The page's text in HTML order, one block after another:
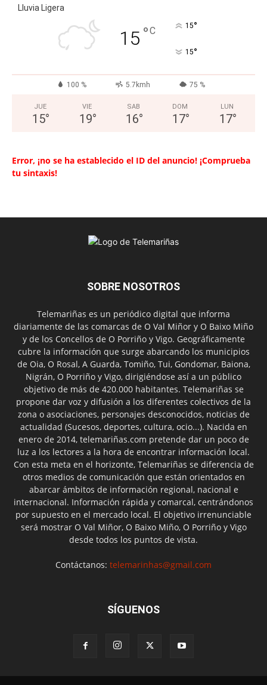
Lluvia Ligera
15 °C 15°
15°
100 % 5.7kmh 75 %
JUE
15°
VIE
19°
SAB
16°
DOM
17°
LUN
17°
Error, ¡no se ha establecido el ID del anuncio! ¡Comprueba
tu sintaxis!
SOBRE NOSOTROS
Telemariñas es un periódico digital que informa
diariamente de las comarcas de O Val Miñor y O Baixo Miño
y de los Concellos de O Porriño y Vigo. Geográficamente
cubre la información que surge abarcando los municipios
de Oia, O Rosal, A Guarda, Tomiño, Tui, Gondomar, Baiona,
Nigrán, O Porriño y Vigo, dirigiéndose así a un público
objetivo de más de 420.000 habitantes. Telemariñas se
propone dar voz y difusión a los diferentes colectivos de la
zona o asociaciones, personajes desconocidos, noticias de
actualidad (Sucesos, deportes, cultura, ocio...). Nacida en
enero de 2014, telemariñas.com pretende dar un poco de
luz a los lectores a la hora de encontrar información local.
Con esta meta en el horizonte, Telemariñas se diferencia de
otros medios de comunicación que están orientados en
abarcar ámbitos de información regional, nacional e
internacional. Información rápida y comarcal, centrándonos
por supuesto en el mercado local. El objetivo irrenunciable
será mostrar O Val Miñor, O Baixo Miño, O Porriño y Vigo
desde todos los puntos de vista.
Contáctanos: telemarinhas@gmail.com
SÍGUENOS